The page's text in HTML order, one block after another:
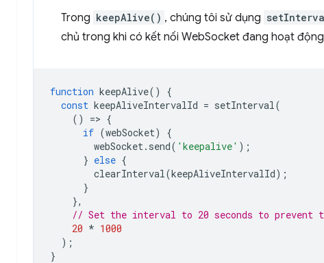
Trong keepAlive() , chúng tôi sử dụng
chủ trong khi có kết nối WebSocket đang hoạt
function keepAlive()
{
const keepAliveIntervalId = setInterval(
()
=> {
if (webSocket)
{
webSocket. send( 'keepalive' );
} else {
clearInterval(keepAliveIntervalId);
}
},
// Set the interval to 20 seconds to prevent
20 * 1000
);
}